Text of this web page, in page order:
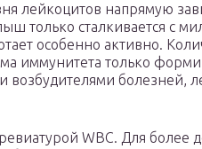
лейкоцитов напрямую
только сталкивается с
особенно активно.
иммунитета только
возбудителями болезней,
WBC. Для более